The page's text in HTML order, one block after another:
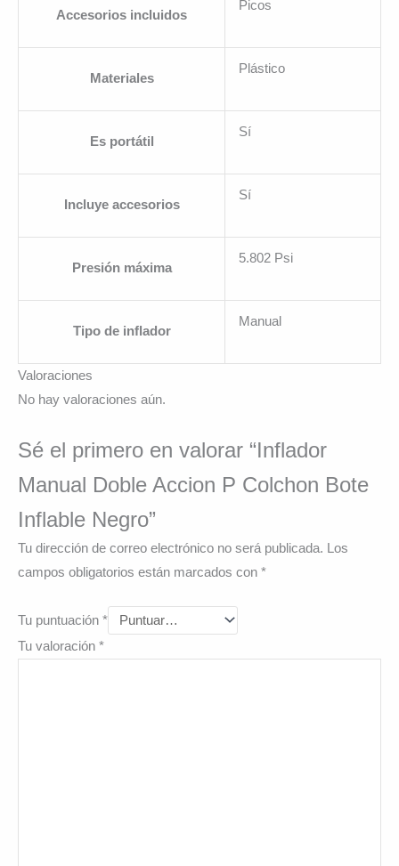
Accesorios incluidos
Picos
Materiales
Plástico
Es portátil
Sí
Incluye accesorios
Sí
Presión máxima
5.802 Psi
Tipo de inflador
Manual
Valoraciones
No hay valoraciones aún.
Sé el primero en valorar “Inflador
Manual Doble Accion P Colchon Bote
Inflable Negro”
Tu dirección de correo electrónico no será publicada. Los
campos obligatorios están marcados con *
Tu puntuación *
Tu valoración *